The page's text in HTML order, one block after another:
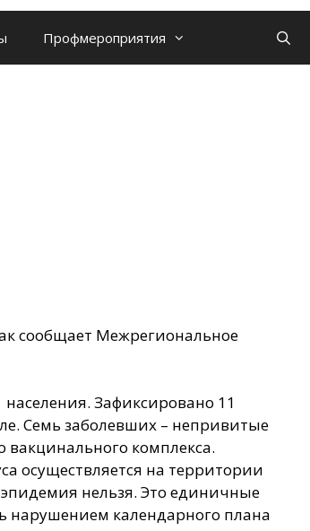
Профмероприятия
сообщает Межрегиональное
Зафиксировано 11
Семь заболевших – непривитые
комплекса.
на территории
нельзя. Это единичные
нарушением календарного плана